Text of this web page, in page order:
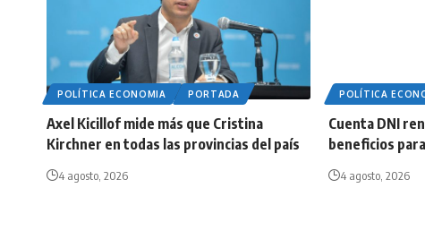
POLÍTICA ECONOMIA PORTADA
Axel Kicillof mide más que Cristina
Kirchner en todas las provincias del país
4 agosto, 2026
POLÍTICA
Cuenta DNI
beneficios
4 agosto, 2026